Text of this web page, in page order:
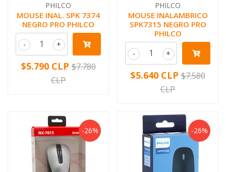
PHILCO
MOUSE INAL. SPK 7374
NEGRO PRO PHILCO
+
-
$5.790 CLP $7.780
CLP
PHILCO
MOUSE INALAMBRICO
SPK7315 NEGRO PRO
PHILCO
+
-
$5.640 CLP $7.580
CLP
-26% -26%